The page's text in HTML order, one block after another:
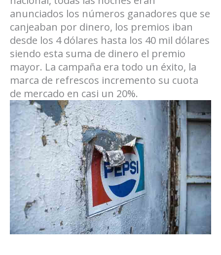
anunciados los números ganadores que se
canjeaban por dinero, los premios iban
desde los 4 dólares hasta los 40 mil dólares
siendo esta suma de dinero el premio
mayor. La campaña era todo un éxito, la
marca de refrescos incremento su cuota
de mercado en casi un 20%.